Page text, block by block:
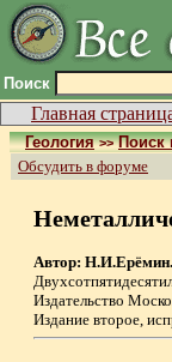
Поиск
Главная
Геология >> Поиск
Обсудить в форуме
Автор: Н.И.Ерёмин.
Издательство
Издание второе,